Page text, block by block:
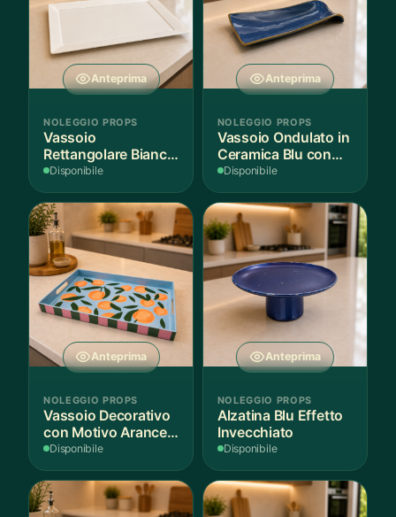
Anteprima
NOLEGGIO PROPS
Vassoio
Rettangolare Bianco
per Scenografie
Disponibile
Anteprima
NOLEGGIO PROPS
Vassoio Ondulato in
Ceramica Blu con
Bordo Dorato
Disponibile
Anteprima
NOLEGGIO PROPS
Vassoio Decorativo
con Motivo Arance e
Foglie
Disponibile
Anteprima
NOLEGGIO PROPS
Alzatina Blu Effetto
Invecchiato
Disponibile